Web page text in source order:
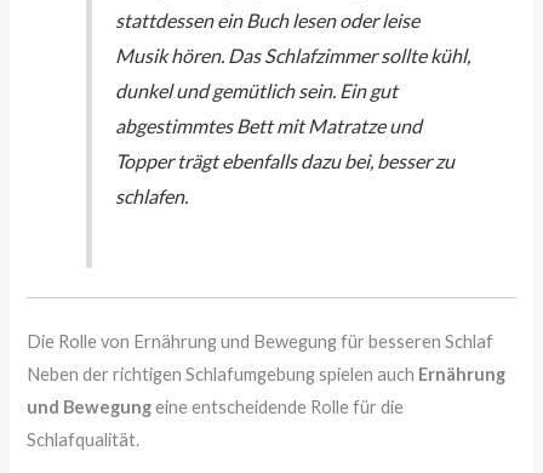
stattdessen ein Buch lesen oder leise
Musik hören. Das Schlafzimmer sollte kühl,
dunkel und gemütlich sein. Ein gut
abgestimmtes Bett mit Matratze und
Topper trägt ebenfalls dazu bei, besser zu
schlafen.
Die Rolle von Ernährung und Bewegung für besseren Schlaf
Neben der richtigen Schlafumgebung spielen auch Ernährung
und Bewegungeine entscheidende Rolle für die
Schlafqualität.